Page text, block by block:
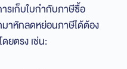
รเก็บใบกำกับภาษีซื้อ
มาหักลดหย่อนภาษีได้ต้อง
ยตรง เช่น: